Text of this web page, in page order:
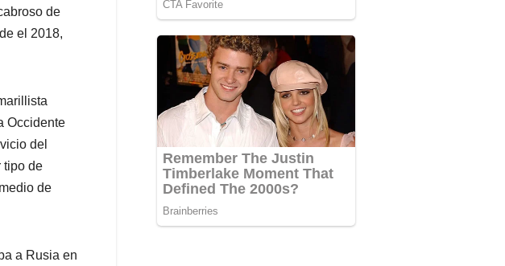
de
el 2018,
Occidente
del
tipo de
de
a Rusia en